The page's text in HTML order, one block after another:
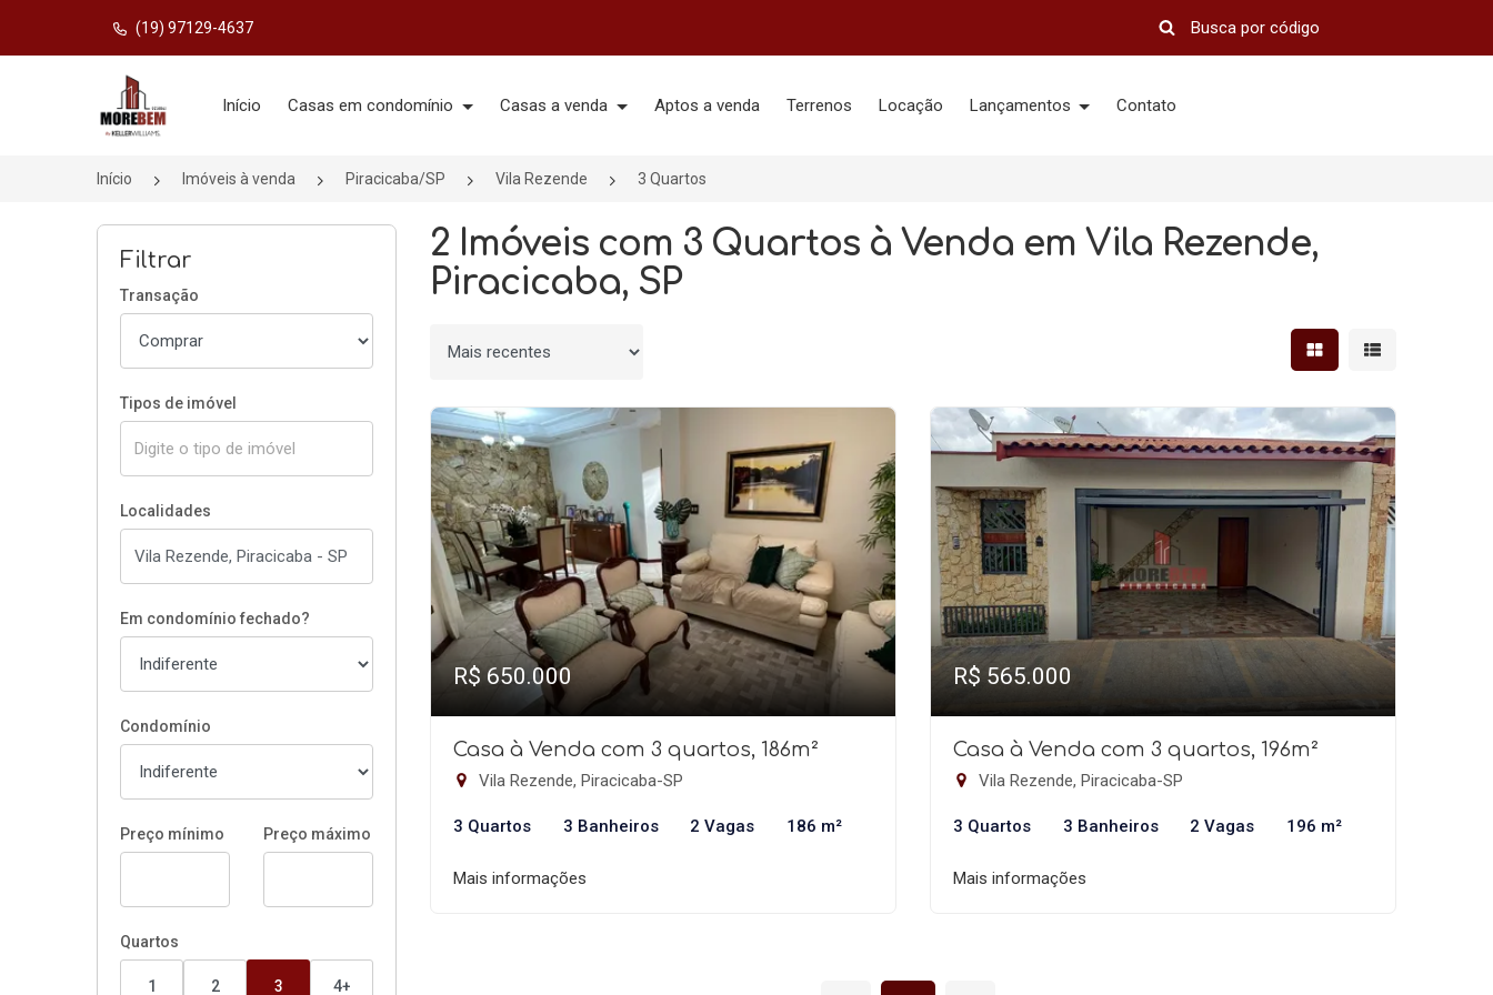
(19) 97129-4637
Página inicial
Início Casas em condomínio Casas a venda Aptos a venda Terrenos Locação Lançamentos Contato
Início Imóveis à venda Piracicaba/SP Vila Rezende 3 Quartos
Filtrar
Transação
Tipos de imóvel
Localidades
Em condomínio fechado?
Condomínio
Preço mínimo Preço máximo
Quartos
1 2 3 4+
2 Imóveis com 3 Quartos à Venda em Vila Rezende,
Piracicaba, SP
Ordenar por Mostrar resultados em
Mostrar
R$ 650.000
Casa à Venda com 3 quartos, 186m²
Vila Rezende, Piracicaba-SP
3 Quartos 3 Banheiros 2 Vagas 186 m²
Mais informações
R$ 565.000
Casa à Venda com 3 quartos, 196m²
Vila Rezende, Piracicaba-SP
3 Quartos 3 Banheiros 2 Vagas 196 m²
Mais informações